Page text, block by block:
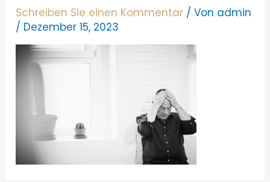
Schreiben Sie einen Kommentar / Von admin
/ Dezember 15, 2023